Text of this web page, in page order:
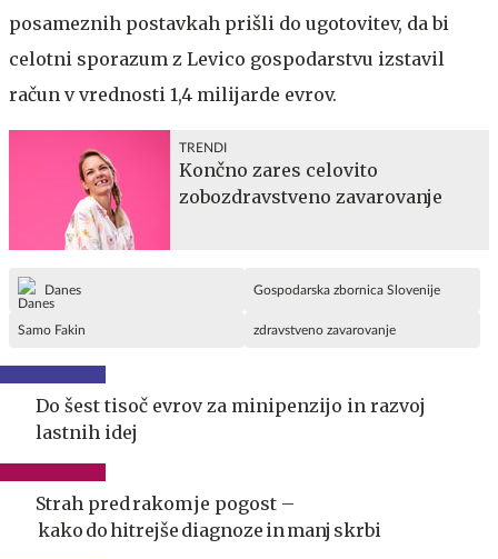
posameznih postavkah prišli do ugotovitev, da bi
celotni sporazum z Levico gospodarstvu izstavil
račun v vrednosti 1,4 milijarde evrov.
TRENDI
Končno zares celovito
zobozdravstveno zavarovanje
Danes Gospodarska zbornica Slovenije
Samo Fakin zdravstveno zavarovanje
Do šest tisoč evrov za minipenzijo in razvoj
lastnih idej
Strah pred rakom je pogost –
kako do hitrejše diagnoze in manj skrbi